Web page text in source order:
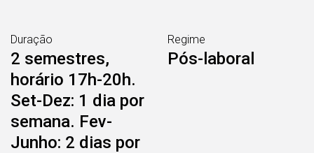
Duração
2 semestres,
horário 17h-20h.
Set-Dez: 1 dia por
semana. Fev-
Junho: 2 dias por
Regime
Pós-laboral